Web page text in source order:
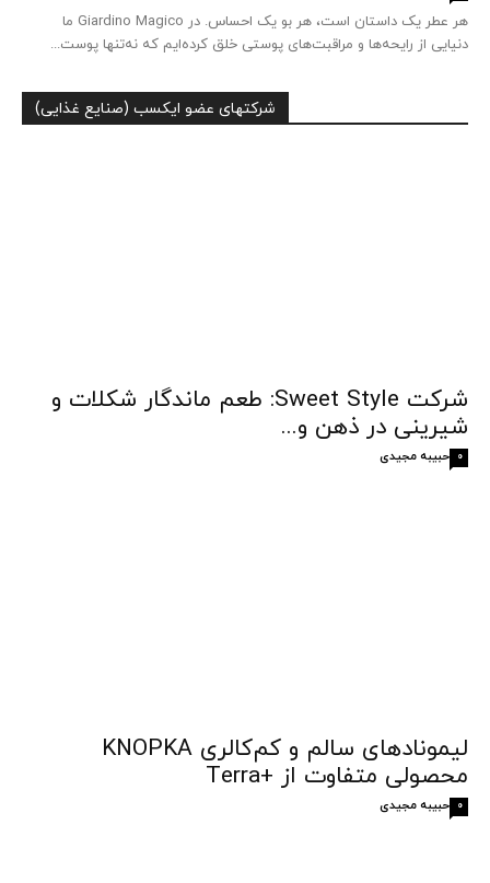
هر عطر یک داستان است، هر بو یک احساس. در Giardino Magico ما
دنیایی از رایحه‌ها و مراقبت‌های پوستی خلق کرده‌ایم که نه‌تنها پوست...
شرکتهای عضو ایکسب (صنایع غذایی)
شرکت Sweet Style: طعم ماندگار شکلات و
شیرینی در ذهن و...
حبیبه مجیدی 0
لیمونادهای سالم و کم‌کالری KNOPKA
محصولی متفاوت از +Terra
حبیبه مجیدی 0